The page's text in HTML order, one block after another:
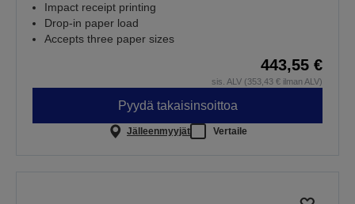
Impact receipt printing
Drop-in paper load
Accepts three paper sizes
443,55 €
sis. ALV (353,43 € ilman ALV)
Pyydä takaisinsoittoa
Jälleenmyyjät Vertaile